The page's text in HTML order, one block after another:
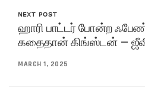
NEXT POST
ஹாரி பாட்டர் போன்ற
கதைதான் கிங்ஸ்டன் –
MARCH 1, 2025